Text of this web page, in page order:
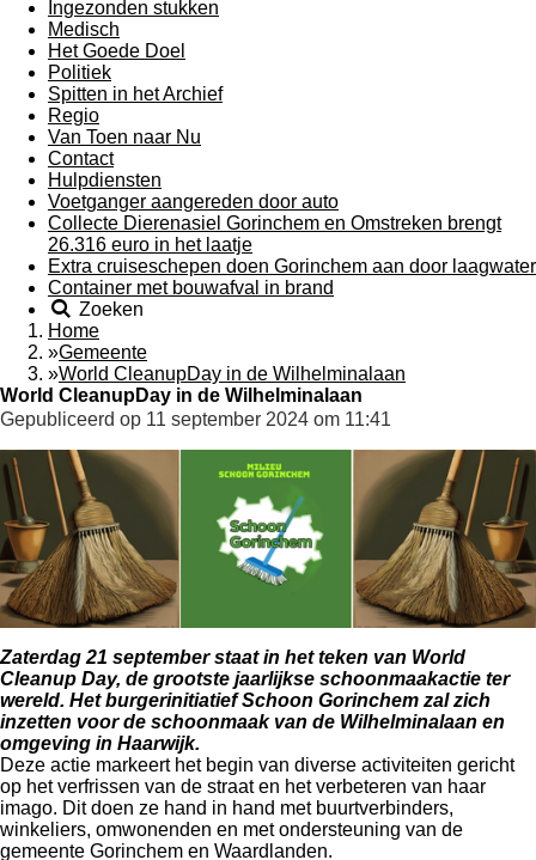
Ingezonden stukken
Medisch
Het Goede Doel
Politiek
Spitten in het Archief
Regio
Van Toen naar Nu
Contact
Hulpdiensten
Voetganger aangereden door auto
Collecte Dierenasiel Gorinchem en Omstreken brengt
26.316 euro in het laatje
Extra cruiseschepen doen Gorinchem aan door laagwater
Container met bouwafval in brand
Zoeken
Home
»Gemeente
»World CleanupDay in de Wilhelminalaan
World CleanupDay in de Wilhelminalaan
Gepubliceerd op 11 september 2024 om 11:41
Zaterdag 21 september staat in het teken van World
Cleanup Day, de grootste jaarlijkse schoonmaakactie ter
wereld. Het burgerinitiatief Schoon Gorinchem zal zich
inzetten voor de schoonmaak van de Wilhelminalaan en
omgeving in Haarwijk.
Deze actie markeert het begin van diverse activiteiten gericht
op het verfrissen van de straat en het verbeteren van haar
imago. Dit doen ze hand in hand met buurtverbinders,
winkeliers, omwonenden en met ondersteuning van de
gemeente Gorinchem en Waardlanden.